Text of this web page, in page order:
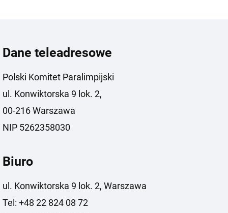
Dane teleadresowe
Polski Komitet Paralimpijski
ul. Konwiktorska 9 lok. 2,
00-216 Warszawa
NIP 5262358030
Biuro
ul. Konwiktorska 9 lok. 2, Warszawa
Tel: +48 22 824 08 72